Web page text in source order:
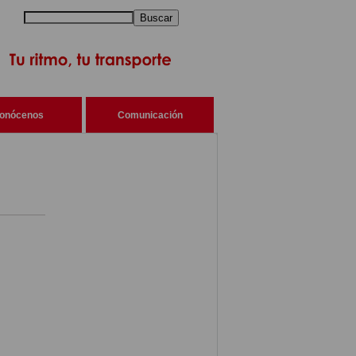
Buscar
Comunicación